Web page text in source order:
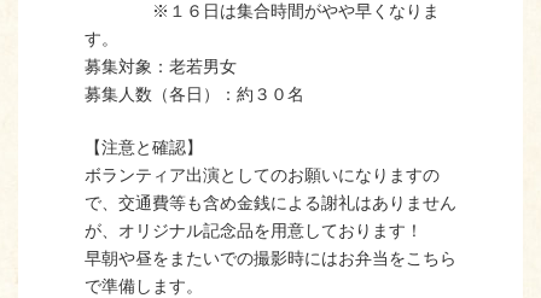
※１６日は集合時間がやや早くなりま
す。
募集対象：老若男女
募集人数（各日）：約３０名
【注意と確認】
ボランティア出演としてのお願いになりますの
で、交通費等も含め金銭による謝礼はありません
が、オリジナル記念品を用意しております！
早朝や昼をまたいでの撮影時にはお弁当をこちら
で準備します。